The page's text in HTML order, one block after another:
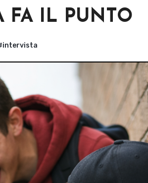
FA IL PUNTO